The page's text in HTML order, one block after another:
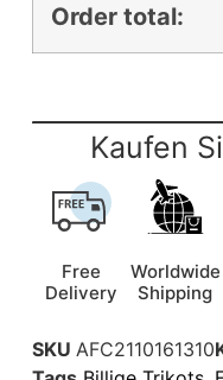
Order total:
Kaufen
Free
Delivery
Worldwide
Shipping
SKU AFC2110161310